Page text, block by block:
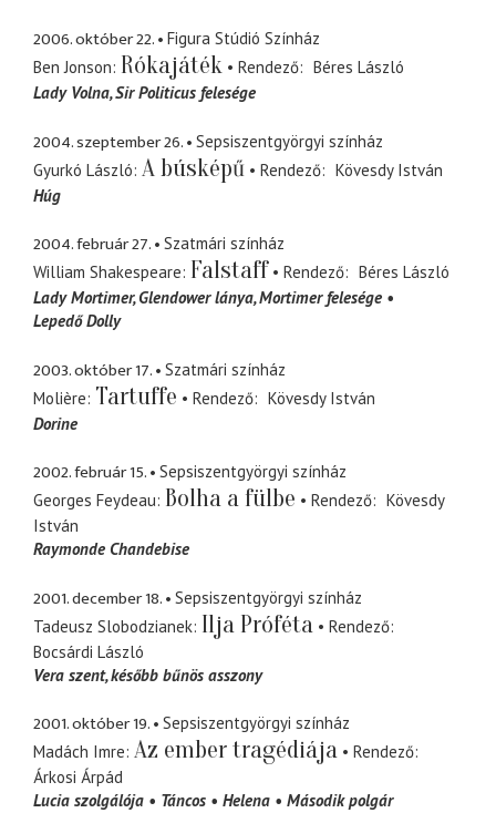
2006. október 22.
Figura Stúdió Színház
Ben Jonson Rókajáték Rendező
Béres László
Lady Volna Sir Politicus felesége
2004. szeptember 26.
Sepsiszentgyörgyi színház
Gyurkó László A búsképű Rendező
Kövesdy István
Húg
2004. február 27.
Szatmári színház
William Shakespeare Falstaff Rendező
Béres László
Lady Mortimer Glendower lánya, Mortimer felesége
Lepedő Dolly
2003. október 17.
Szatmári színház
Molière Tartuffe Rendező
Kövesdy István
Dorine
2002. február 15.
Sepsiszentgyörgyi színház
Georges Feydeau Bolha a fülbe Rendező
Kövesdy
István
Raymonde Chandebise
2001. december 18.
Sepsiszentgyörgyi színház
Tadeusz Slobodzianek Ilja Próféta
Rendező
Bocsárdi László
Vera szent később bűnös asszony
2001. október 19.
Sepsiszentgyörgyi színház
Madách Imre Az ember tragédiája
Rendező
Árkosi Árpád
Lucia szolgálója
Táncos Helena Második polgár